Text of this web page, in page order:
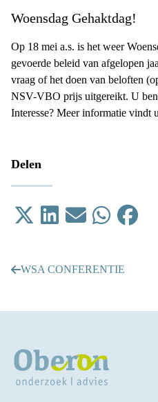
Woensdag Gehaktdag!
Op 18 mei a.s. is het weer
gevoerde beleid van afgelopen
vraag of het doen van beloften
NSV-VBO prijs uitgereikt. U
Interesse? Meer informatie vindt
Delen
TweetDelen op
Email
WSA CONFERENTIE